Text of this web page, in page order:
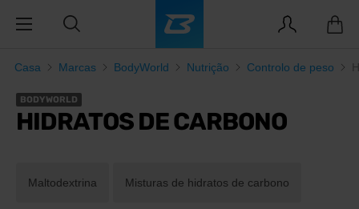
Casa Marcas BodyWorld Nutrição Controlo de peso
BODYWORLD
HIDRATOS DE CARBONO
Maltodextrina Misturas de hidratos de carbono